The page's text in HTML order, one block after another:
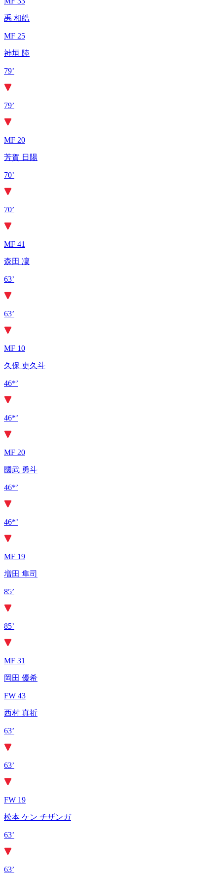
禹 相皓
MF 25
神垣 陸
79’
79’
MF 20
芳賀 日陽
70’
70’
MF 41
森田 凜
63’
63’
MF 10
久保 吏久斗
46*’
46*’
MF 20
國武 勇斗
46*’
46*’
MF 19
増田 隼司
85’
85’
MF 31
岡田 優希
FW 43
西村 真祈
63’
63’
FW 19
松本 ケン チザンガ
63’
63’